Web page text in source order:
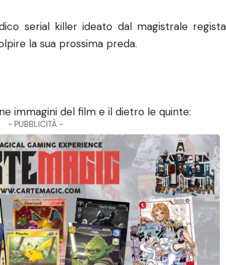
serial killer ideato dal magistrale regista
la sua prossima preda.
immagini del film e il dietro le quinte:
- PUBBLICITÀ -